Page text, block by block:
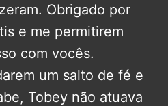
Obrigado por
e me permitirem
com vocês.
um salto de fé e
Tobey não atuava